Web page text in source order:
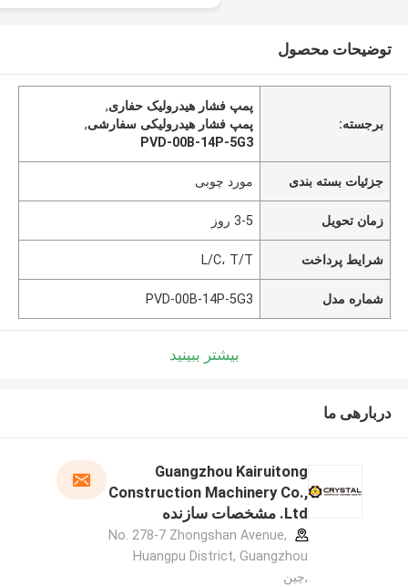
توضیحات محصول
برجسته:
پمپ فشار هیدرولیک حفاری,
پمپ فشار هیدرولیکی سفارشی,
PVD-00B-14P-5G3
جزئیات بسته بندی مورد چوبی
زمان تحویل 3-5 روز
شرایط پرداخت L/C، T/T
شماره مدل PVD-00B-14P-5G3
بیشتر ببینید
دربارهی ما
Guangzhou Kairuitong
Construction Machinery Co.,
Ltd. مشخصات سازنده
No. 278-7 Zhongshan Avenue,
Huangpu District, Guangzhou
,چین